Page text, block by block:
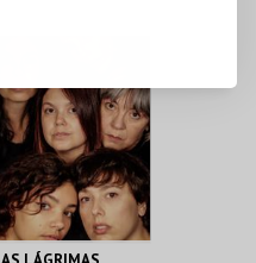
MAIS INFO
COMPRAR